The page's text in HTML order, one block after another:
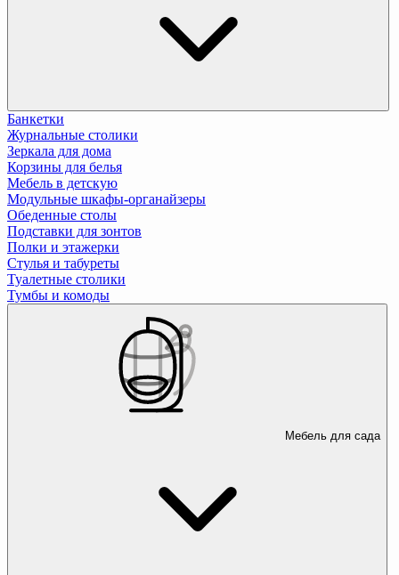
Банкетки
Журнальные столики
Зеркала для дома
Корзины для белья
Мебель в детскую
Модульные шкафы-органайзеры
Обеденные столы
Подставки для зонтов
Полки и этажерки
Стулья и табуреты
Туалетные столики
Тумбы и комоды
Мебель для сада